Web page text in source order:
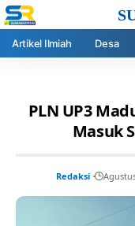
Artikel Ilmiah Desa
PLN UP3
Masuk
Redaksi